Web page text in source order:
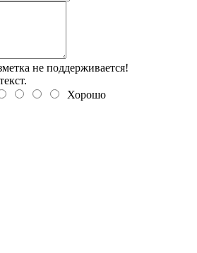
не поддерживается!
Хорошо